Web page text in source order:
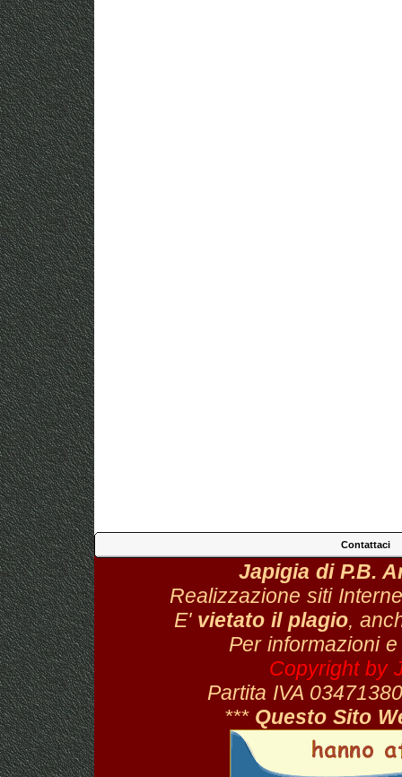
Contattaci
Japigia di P.B.
Realizzazione siti
E' vietato il plagio,
Per informazioni
Copyright by
Partita IVA
*** Questo Sito